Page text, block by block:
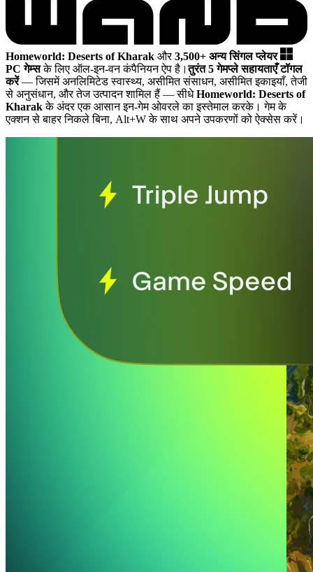
Homeworld: Deserts of Kharak और3,500+ अन्य सिंगल प्लेयर
PC गेम्सके लिए ऑल-इन-वन कंपैनियन ऐप है।तुरंत 5 गेमप्ले सहायताएँ टॉगल
करें— जिसमें अनलिमिटेड स्वास्थ्य, असीमित संसाधन, असीमित इकाइयाँ, तेजी
से अनुसंधान, और तेज उत्पादन शामिल हैं — सीधेHomeworld: Deserts of
Kharakके अंदर एक आसान इन-गेम ओवरले का इस्तेमाल करके। गेम के
एक्शन से बाहर निकले बिना, Alt+W के साथ अपने उपकरणों को ऐक्सेस करें।